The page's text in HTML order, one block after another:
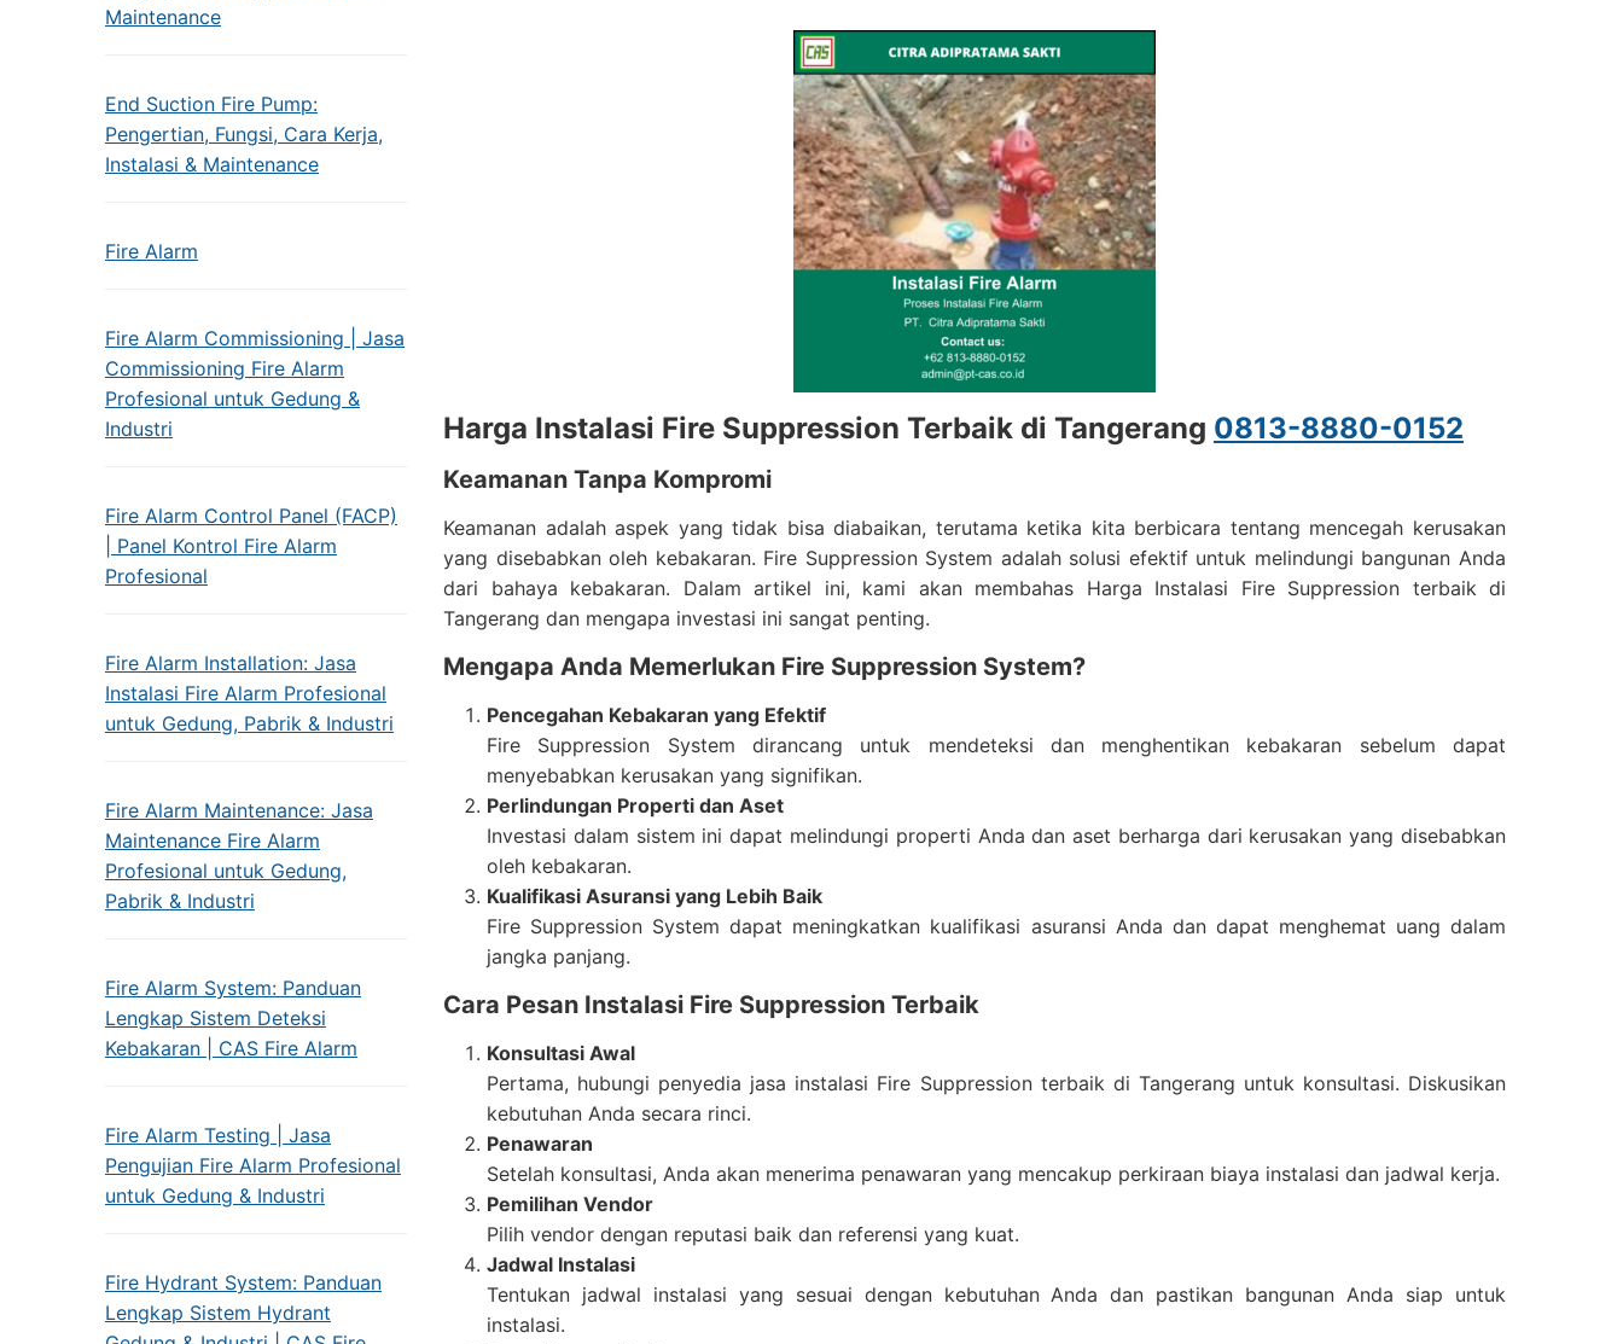
Maintenance
End Suction Fire Pump:
Pengertian, Fungsi, Cara Kerja,
Instalasi & Maintenance
Fire Alarm
Fire Alarm Commissioning | Jasa
Commissioning Fire Alarm
Profesional untuk Gedung &
Industri
Fire Alarm Control Panel (FACP)
| Panel Kontrol Fire Alarm
Profesional
Fire Alarm Installation: Jasa
Instalasi Fire Alarm Profesional
untuk Gedung, Pabrik & Industri
Fire Alarm Maintenance: Jasa
Maintenance Fire Alarm
Profesional untuk Gedung,
Pabrik & Industri
Fire Alarm System: Panduan
Lengkap Sistem Deteksi
Kebakaran | CAS Fire Alarm
Fire Alarm Testing | Jasa
Pengujian Fire Alarm Profesional
untuk Gedung & Industri
Fire Hydrant System: Panduan
Lengkap Sistem Hydrant
Harga Instalasi Fire Suppression Terbaik di Tangerang 0813-8880-0152
Keamanan Tanpa Kompromi
Keamanan adalah aspek yang tidak bisa diabaikan, terutama ketika kita berbicara tentang mencegah kerusakan
yang disebabkan oleh kebakaran. Fire Suppression System adalah solusi efektif untuk melindungi bangunan Anda
dari bahaya kebakaran. Dalam artikel ini, kami akan membahas Harga Instalasi Fire Suppression terbaik di
Tangerang dan mengapa investasi ini sangat penting.
Mengapa Anda Memerlukan Fire Suppression System?
Pencegahan Kebakaran yang Efektif
Fire Suppression System dirancang untuk mendeteksi dan menghentikan kebakaran sebelum dapat
menyebabkan kerusakan yang signifikan.
Perlindungan Properti dan Aset
Investasi dalam sistem ini dapat melindungi properti Anda dan aset berharga dari kerusakan yang disebabkan
oleh kebakaran.
Kualifikasi Asuransi yang Lebih Baik
Fire Suppression System dapat meningkatkan kualifikasi asuransi Anda dan dapat menghemat uang dalam
jangka panjang.
Cara Pesan Instalasi Fire Suppression Terbaik
Konsultasi Awal
Pertama, hubungi penyedia jasa instalasi Fire Suppression terbaik di Tangerang untuk konsultasi. Diskusikan
kebutuhan Anda secara rinci.
Penawaran
Setelah konsultasi, Anda akan menerima penawaran yang mencakup perkiraan biaya instalasi dan jadwal kerja.
Pemilihan Vendor
Pilih vendor dengan reputasi baik dan referensi yang kuat.
Jadwal Instalasi
Tentukan jadwal instalasi yang sesuai dengan kebutuhan Anda dan pastikan bangunan Anda siap untuk
instalasi.